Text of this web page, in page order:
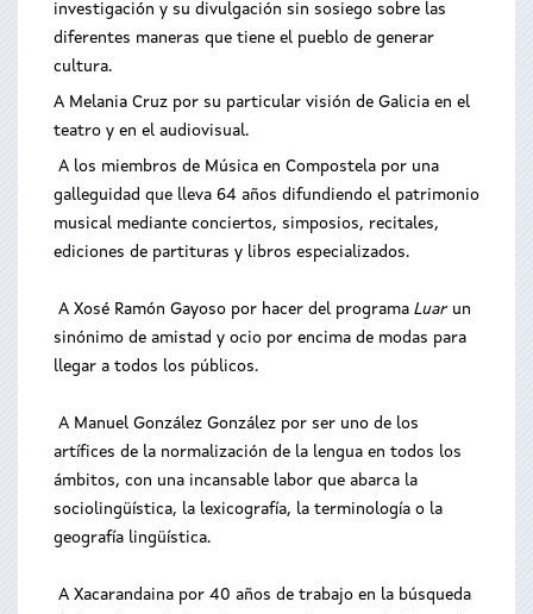
investigación y su divulgación sin sosiego sobre las
diferentes maneras que tiene el pueblo de generar
cultura.
A Melania Cruz por su particular visión de Galicia en el
teatro y en el audiovisual.
A los miembros de Música en Compostela por una
galleguidad que lleva 64 años difundiendo el patrimonio
musical mediante conciertos, simposios, recitales,
ediciones de partituras y libros especializados.
A Xosé Ramón Gayoso por hacer del programa Luarun
sinónimo de amistad y ocio por encima de modas para
llegar a todos los públicos.
A Manuel González González por ser uno de los
artífices de la normalización de la lengua en todos los
ámbitos, con una incansable labor que abarca la
sociolingüística, la lexicografía, la terminología o la
geografía lingüística.
A Xacarandaina por 40 años de trabajo en la búsqueda